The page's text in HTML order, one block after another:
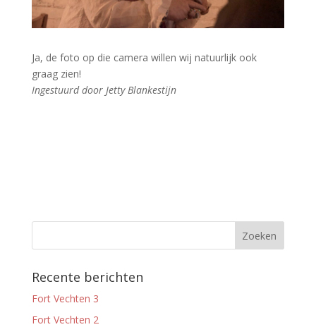
Ja, de foto op die camera willen wij natuurlijk ook
graag zien!
Ingestuurd door Jetty Blankestijn
Recente berichten
Fort Vechten 3
Fort Vechten 2